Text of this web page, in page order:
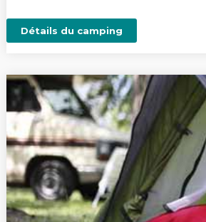
Détails du camping